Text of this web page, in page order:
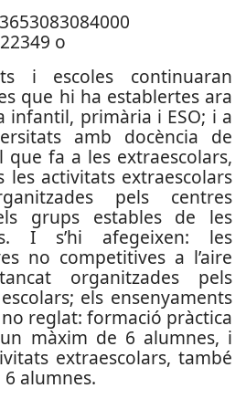
i escoles continuaran
que hi ha establertes ara
infantil, primària i ESO; i a
amb docència de
fa a les extraescolars,
les activitats extraescolars
pels centres
grups estables de les
I s’hi afegeixen: les
no competitives a l’aire
organitzades pels
els ensenyaments
reglat: formació pràctica
màxim de 6 alumnes, i
extraescolars, també
alumnes.